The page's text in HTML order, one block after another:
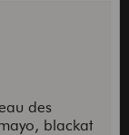
des
blackat